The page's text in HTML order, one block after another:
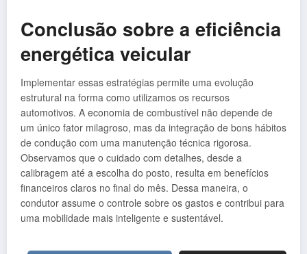
Conclusão sobre a eficiência
energética veicular
Implementar essas estratégias permite uma evolução
estrutural na forma como utilizamos os recursos
automotivos. A economia de combustível não depende de
um único fator milagroso, mas da integração de bons hábitos
de condução com uma manutenção técnica rigorosa.
Observamos que o cuidado com detalhes, desde a
calibragem até a escolha do posto, resulta em benefícios
financeiros claros no final do mês. Dessa maneira, o
condutor assume o controle sobre os gastos e contribui para
uma mobilidade mais inteligente e sustentável.